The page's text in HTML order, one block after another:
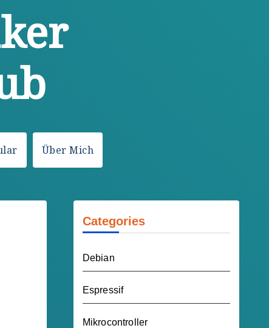
Über Mich
Categories
Debian
Espressif
Mikrocontroller